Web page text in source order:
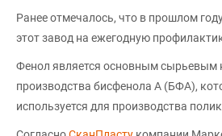
Ранее отмечалось, что в прошлом
этот завод на ежегодную
Фенол является основным сырьевым
производства бисфенола А (БФА),
используется для производства